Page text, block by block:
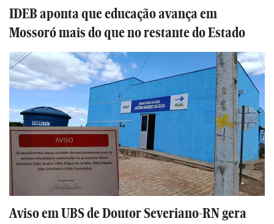
IDEB aponta que educação avança em
Mossoró mais do que no restante do Estado
Aviso em UBS de Doutor Severiano-RN gera